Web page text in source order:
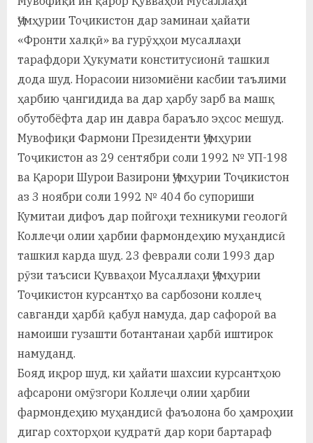
Ҷумҳурии Тоҷикистон дар заминаи ҳайати
«Фронти халқӣ» ва гурӯҳҳои мусаллаҳи
тарафдори Ҳукумати конститусионӣ ташкил
дода шуд. Норасоии низомиёни касбии таълими
ҳарбию ҷангидида ва дар ҳарбу зарб ва машқ
обутобёфта дар ин давра бараъло эҳсос мешуд.
Мувофиқи Фармони Президенти Ҷумҳурии
Тоҷикистон аз 29 сентябри соли 1992 № УП-198
ва Қарори Шурои Вазирони Ҷумҳурии Тоҷикистон
аз 3 ноябри соли 1992 № 404 бо супориши
Кумитаи дифоъ дар пойгоҳи техникуми геологӣ
Коллеҷи олии ҳарбии фармондеҳию муҳандисӣ
ташкил карда шуд. 23 феврали соли 1993 дар
рӯзи таъсиси Қувваҳои Мусаллаҳи Ҷумҳурии
Тоҷикистон курсантҳо ва сарбозони коллеҷ
савганди ҳарбӣ қабул намуда, дар сафороӣ ва
намоиши гузашти ботантанаи ҳарбӣ иштирок
намуданд.
Бояд иқрор шуд, ки ҳайати шахсии курсантҳою
афсарони омӯзгори Коллеҷи олии ҳарбии
фармондеҳию муҳандисӣ фаъолона бо ҳамроҳии
дигар сохторҳои қудратӣ дар кори бартараф